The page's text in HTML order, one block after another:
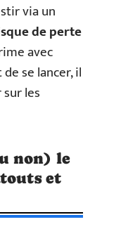
via un
de perte
avec
se lancer, il
les
non) le
et